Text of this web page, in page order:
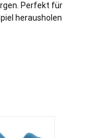
Perfekt für
herausholen